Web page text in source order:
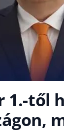
1.-től